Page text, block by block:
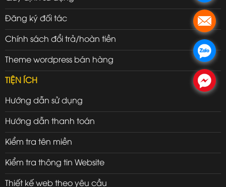
Đăng ký đối tác
Chính sách đổi trả/hoàn tiền
Theme wordpress bán hàng
TIỆN ÍCH
Hướng dẫn sử dụng
Hướng dẫn thanh toán
Kiểm tra tên miền
Kiểm tra thông tin Website
Thiết kế web theo yêu cầu
.
.
.